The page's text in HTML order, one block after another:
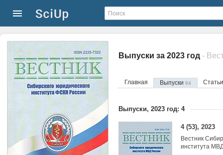
Выпуски за 2023 год
Главная Выпуски 64
Выпуски, 2023 год: 4
4 (53), 2023
Вестник
института